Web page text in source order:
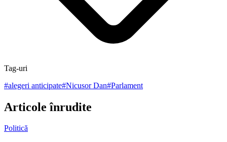
Tag-uri
#alegeri anticipate#Nicusor Dan#Parlament
Articole înrudite
Politică